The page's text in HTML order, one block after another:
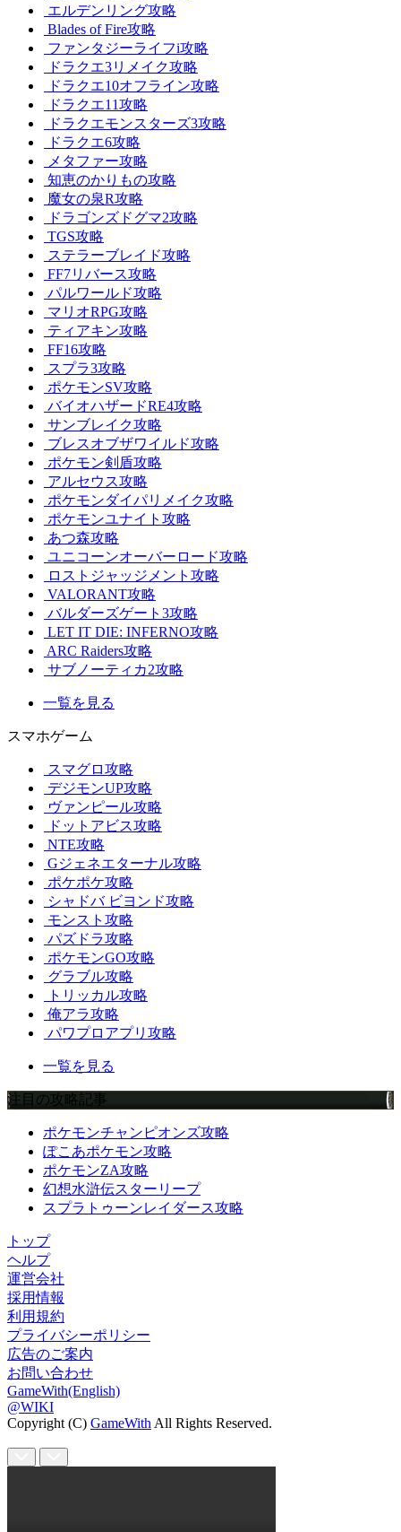
エルデンリング攻略
Blades of Fire攻略
ファンタジーライフi攻略
ドラクエ3リメイク攻略
ドラクエ10オフライン攻略
ドラクエ11攻略
ドラクエモンスターズ3攻略
ドラクエ6攻略
メタファー攻略
知恵のかりもの攻略
魔女の泉R攻略
ドラゴンズドグマ2攻略
TGS攻略
ステラーブレイド攻略
FF7リバース攻略
パルワールド攻略
マリオRPG攻略
ティアキン攻略
FF16攻略
スプラ3攻略
ポケモンSV攻略
バイオハザードRE4攻略
サンブレイク攻略
ブレスオブザワイルド攻略
ポケモン剣盾攻略
アルセウス攻略
ポケモンダイパリメイク攻略
ポケモンユナイト攻略
あつ森攻略
ユニコーンオーバーロード攻略
ロストジャッジメント攻略
VALORANT攻略
バルダーズゲート3攻略
LET IT DIE: INFERNO攻略
ARC Raiders攻略
サブノーティカ2攻略
一覧を見る
スマホゲーム
スマグロ攻略
デジモンUP攻略
ヴァンピール攻略
ドットアビス攻略
NTE攻略
Gジェネエターナル攻略
ポケポケ攻略
シャドバ ビヨンド攻略
モンスト攻略
パズドラ攻略
ポケモンGO攻略
グラブル攻略
トリッカル攻略
俺アラ攻略
パワプロアプリ攻略
一覧を見る
注目の攻略記事
ポケモンチャンピオンズ攻略
ぽこあポケモン攻略
ポケモンZA攻略
幻想水滸伝スターリープ
スプラトゥーンレイダース攻略
トップ
ヘルプ
運営会社
採用情報
利用規約
プライバシーポリシー
広告のご案内
お問い合わせ
GameWith(English)
@WIKI
Copyright (C) GameWith All Rights Reserved.